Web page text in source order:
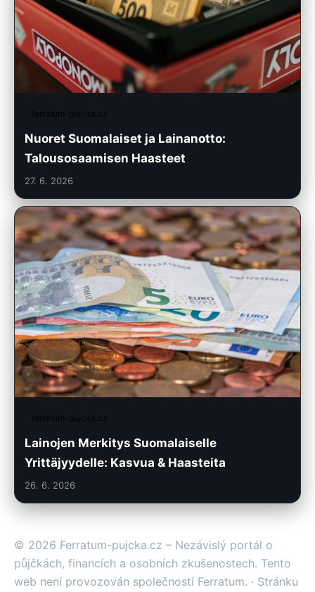
ferratum-pujcka.cz
Nuoret Suomalaiset ja Lainanotto:
Talousosaamisen Haasteet
27. 6. 2026
ferratum-pujcka.cz
Lainojen Merkitys Suomalaiselle
Yrittäjyydelle: Kasvua & Haasteita
26. 6. 2026
© 2026 Ferratum-pujcka.cz – Nezávislý portál o
půjčkách, financích a osobních zkušenostech. Tento
web není provozován společností Ferratum. · Stránku